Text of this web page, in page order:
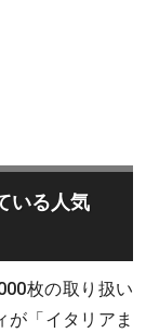
いる人気
枚の取り扱い
が「イタリアま